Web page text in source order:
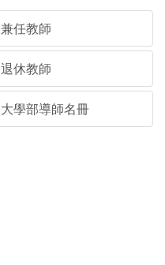
兼任教師
退休教師
大學部導師名冊